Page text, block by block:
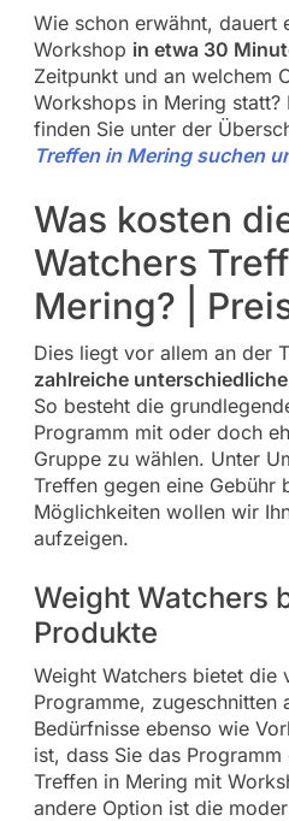
Wie schon erwähnt, dauert
Workshop in etwa 30
Zeitpunkt und an welchem
Workshops in Mering statt?
finden Sie unter der
Treffen in Mering suchen
Was kosten
Watchers
Mering? |
Dies liegt vor allem an der
zahlreiche
So besteht die
Programm mit oder doch
Gruppe zu wählen. Unter
Treffen gegen eine Gebühr
Möglichkeiten wollen wir
aufzeigen.
Weight Watchers
Produkte
Weight Watchers bietet die
Programme, zugeschnitten
Bedürfnisse ebenso wie
ist, dass Sie das
Treffen in Mering mit
andere Option ist die